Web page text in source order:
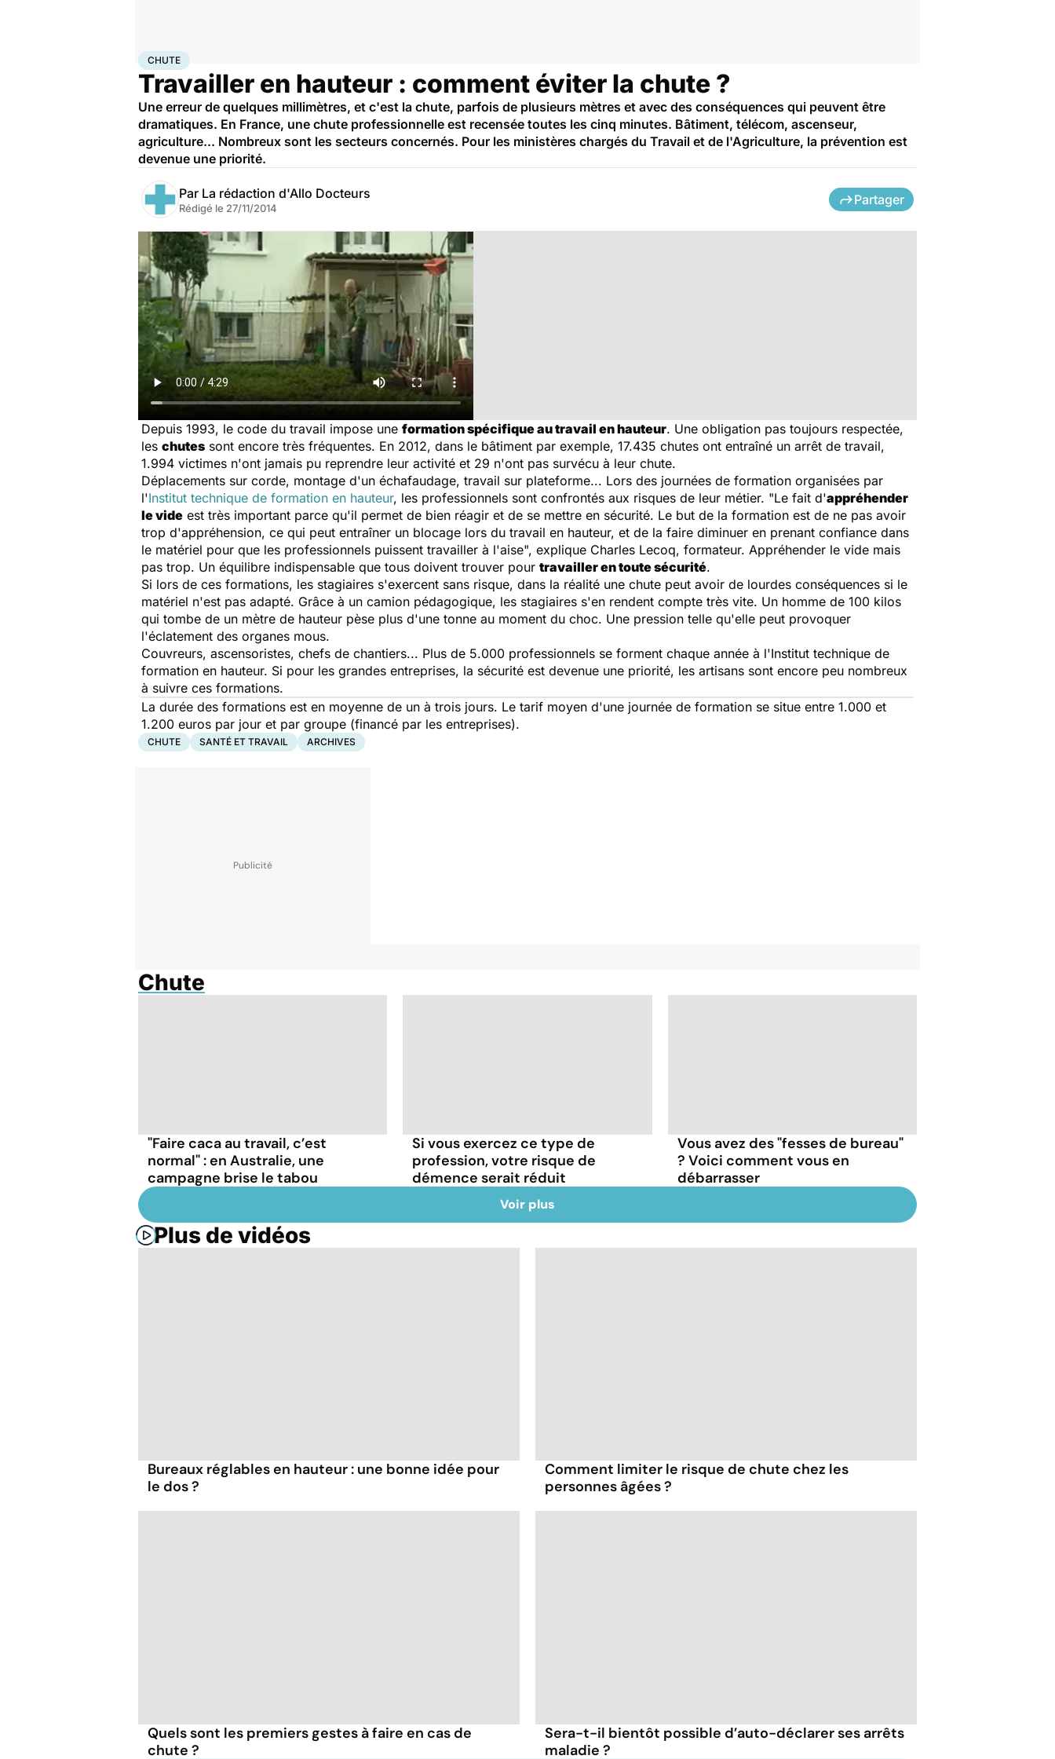
AccueilSanté
CHUTE
Travailler en hauteur : comment éviter la chute ?
Une erreur de quelques millimètres, et c'est la chute, parfois de plusieurs mètres et avec des conséquences qui peuvent être
dramatiques. En France, une chute professionnelle est recensée toutes les cinq minutes. Bâtiment, télécom, ascenseur,
agriculture... Nombreux sont les secteurs concernés. Pour les ministères chargés du Travail et de l'Agriculture, la prévention est
devenue une priorité.
Par La rédaction d'Allo Docteurs
Rédigé le 27/11/2014
Partager
Depuis 1993, le code du travail impose une formation spécifique au travail en hauteur. Une obligation pas toujours respectée,
les chutes sont encore très fréquentes. En 2012, dans le bâtiment par exemple, 17.435 chutes ont entraîné un arrêt de travail,
1.994 victimes n'ont jamais pu reprendre leur activité et 29 n'ont pas survécu à leur chute.
Déplacements sur corde, montage d'un échafaudage, travail sur plateforme... Lors des journées de formation organisées par
l'Institut technique de formation en hauteur, les professionnels sont confrontés aux risques de leur métier. "Le fait d'appréhender
le vide est très important parce qu'il permet de bien réagir et de se mettre en sécurité. Le but de la formation est de ne pas avoir
trop d'appréhension, ce qui peut entraîner un blocage lors du travail en hauteur, et de la faire diminuer en prenant confiance dans
le matériel pour que les professionnels puissent travailler à l'aise", explique Charles Lecoq, formateur. Appréhender le vide mais
pas trop. Un équilibre indispensable que tous doivent trouver pour travailler en toute sécurité.
Si lors de ces formations, les stagiaires s'exercent sans risque, dans la réalité une chute peut avoir de lourdes conséquences si le
matériel n'est pas adapté. Grâce à un camion pédagogique, les stagiaires s'en rendent compte très vite. Un homme de 100 kilos
qui tombe de un mètre de hauteur pèse plus d'une tonne au moment du choc. Une pression telle qu'elle peut provoquer
l'éclatement des organes mous.
Couvreurs, ascensoristes, chefs de chantiers... Plus de 5.000 professionnels se forment chaque année à l'Institut technique de
formation en hauteur. Si pour les grandes entreprises, la sécurité est devenue une priorité, les artisans sont encore peu nombreux
à suivre ces formations.
La durée des formations est en moyenne de un à trois jours. Le tarif moyen d'une journée de formation se situe entre 1.000 et
1.200 euros par jour et par groupe (financé par les entreprises).
CHUTE SANTÉ ET TRAVAIL ARCHIVES
Chute
"Faire caca au travail, c’est
normal" : en Australie, une
campagne brise le tabou
Si vous exercez ce type de
profession, votre risque de
démence serait réduit
Vous avez des "fesses de bureau"
? Voici comment vous en
débarrasser
Voir plus
Plus de vidéos
Bureaux réglables en hauteur : une bonne idée pour
le dos ?
Comment limiter le risque de chute chez les
personnes âgées ?
Quels sont les premiers gestes à faire en cas de
chute ?
Sera-t-il bientôt possible d’auto-déclarer ses arrêts
maladie ?